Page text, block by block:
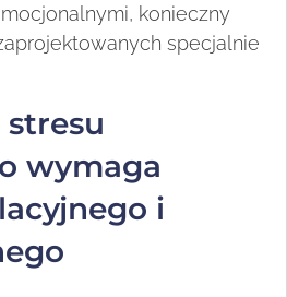
konieczny
specjalnie
stresu
wymaga
i